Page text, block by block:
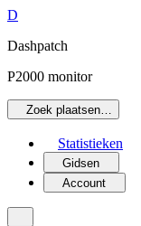
D
Dashpatch
P2000 monitor
Zoek plaatsen…
Statistieken
Gidsen
Account